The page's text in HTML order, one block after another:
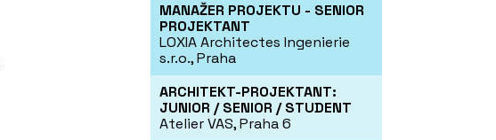
MANAŽER PROJEKTU - SENIOR
PROJEKTANT
LOXIA Architectes Ingenierie
s.r.o., Praha
ARCHITEKT-PROJEKTANT:
JUNIOR / SENIOR / STUDENT
Atelier VAS, Praha 6